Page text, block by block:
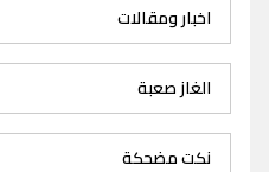
اخبار ومقالات
الغاز صعبة
نكت مضحكة